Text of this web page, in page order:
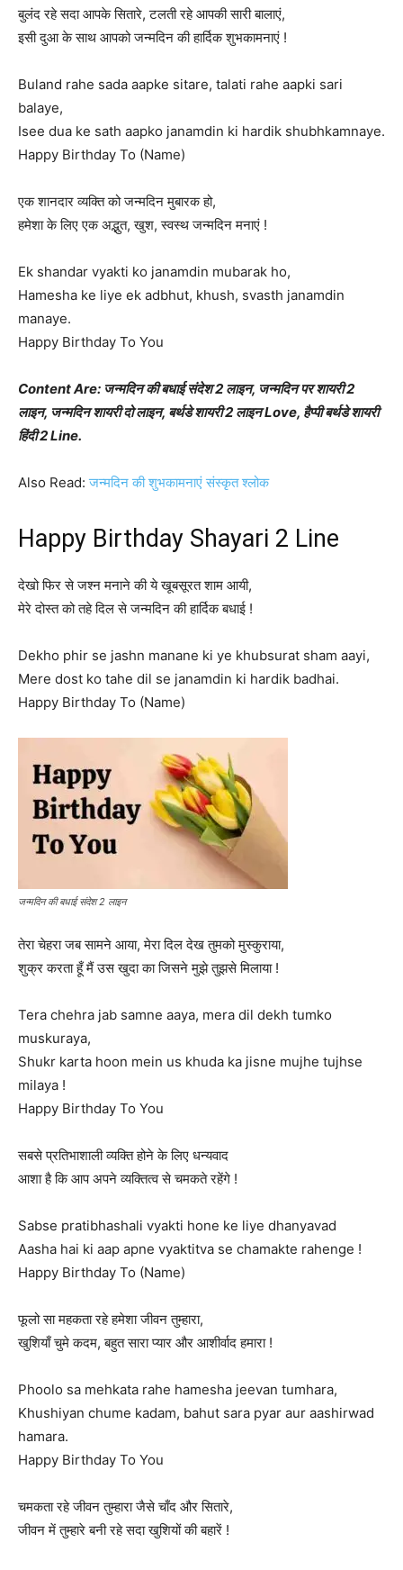
बुलंद रहे सदा आपके सितारे, टलती रहे आपकी सारी बालाएं,
इसी दुआ के साथ आपको जन्मदिन की हार्दिक शुभकामनाएं !
Buland rahe sada aapke sitare, talati rahe aapki sari
balaye,
Isee dua ke sath aapko janamdin ki hardik shubhkamnaye.
Happy Birthday To (Name)
एक शानदार व्यक्ति को जन्मदिन मुबारक हो,
हमेशा के लिए एक अद्भुत, खुश, स्वस्थ जन्मदिन मनाएं !
Ek shandar vyakti ko janamdin mubarak ho,
Hamesha ke liye ek adbhut, khush, svasth janamdin
manaye.
Happy Birthday To You
Content Are: जन्मदिन की बधाई संदेश 2 लाइन, जन्मदिन पर शायरी 2
लाइन, जन्मदिन शायरी दो लाइन, बर्थडे शायरी 2 लाइन Love, हैप्पी बर्थडे शायरी
हिंदी 2 Line.
Also Read:जन्मदिन की शुभकामनाएं संस्कृत श्लोक
Happy Birthday Shayari 2 Line
देखो फिर से जश्न मनाने की ये खूबसूरत शाम आयी,
मेरे दोस्त को तहे दिल से जन्मदिन की हार्दिक बधाई !
Dekho phir se jashn manane ki ye khubsurat sham aayi,
Mere dost ko tahe dil se janamdin ki hardik badhai.
Happy Birthday To (Name)
जन्मदिन की बधाई संदेश 2 लाइन
तेरा चेहरा जब सामने आया, मेरा दिल देख तुमको मुस्कुराया,
शुक्र करता हूँ मैं उस खुदा का जिसने मुझे तुझसे मिलाया !
Tera chehra jab samne aaya, mera dil dekh tumko
muskuraya,
Shukr karta hoon mein us khuda ka jisne mujhe tujhse
milaya !
Happy Birthday To You
सबसे प्रतिभाशाली व्यक्ति होने के लिए धन्यवाद
आशा है कि आप अपने व्यक्तित्व से चमकते रहेंगे !
Sabse pratibhashali vyakti hone ke liye dhanyavad
Aasha hai ki aap apne vyaktitva se chamakte rahenge !
Happy Birthday To (Name)
फूलो सा महकता रहे हमेशा जीवन तुम्हारा,
खुशियाँ चुमे कदम, बहुत सारा प्यार और आशीर्वाद हमारा !
Phoolo sa mehkata rahe hamesha jeevan tumhara,
Khushiyan chume kadam, bahut sara pyar aur aashirwad
hamara.
Happy Birthday To You
चमकता रहे जीवन तुम्हारा जैसे चाँद और सितारे,
जीवन में तुम्हारे बनी रहे सदा खुशियों की बहारें !